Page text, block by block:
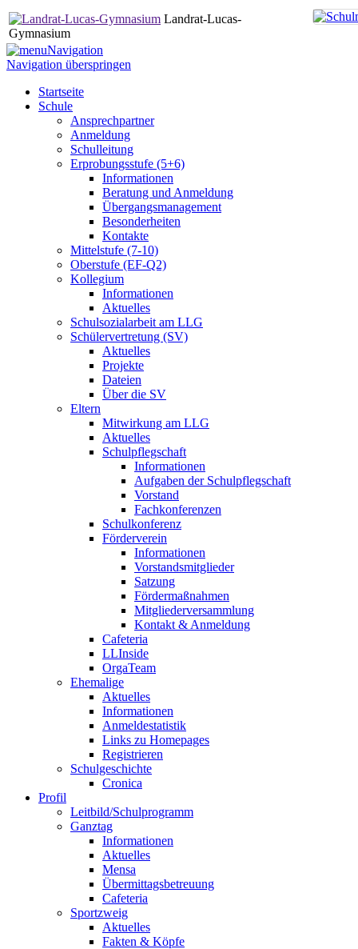
Landrat-Lucas-
Gymnasium
Navigation
Navigation überspringen
Startseite
Schule
Ansprechpartner
Anmeldung
Schulleitung
Erprobungsstufe (5+6)
Informationen
Beratung und Anmeldung
Übergangsmanagement
Besonderheiten
Kontakte
Mittelstufe (7-10)
Oberstufe (EF-Q2)
Kollegium
Informationen
Aktuelles
Schulsozialarbeit am LLG
Schülervertretung (SV)
Aktuelles
Projekte
Dateien
Über die SV
Eltern
Mitwirkung am LLG
Aktuelles
Schulpflegschaft
Informationen
Aufgaben der Schulpflegschaft
Vorstand
Fachkonferenzen
Schulkonferenz
Förderverein
Informationen
Vorstandsmitglieder
Satzung
Fördermaßnahmen
Mitgliederversammlung
Kontakt & Anmeldung
Cafeteria
LLInside
OrgaTeam
Ehemalige
Aktuelles
Informationen
Anmeldestatistik
Links zu Homepages
Registrieren
Schulgeschichte
Cronica
Profil
Leitbild/Schulprogramm
Ganztag
Informationen
Aktuelles
Mensa
Übermittagsbetreuung
Cafeteria
Sportzweig
Aktuelles
Fakten & Köpfe